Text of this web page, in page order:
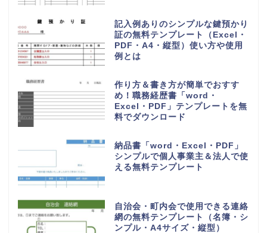
記入例ありのシンプルな鍵預かり
証の無料テンプレート（Excel・
PDF・A4・縦型）使い方や使用
例とは
作り方＆書き方が簡単でおすす
め！職務経歴書「word・
Excel・PDF」テンプレートを無
料でダウンロード
納品書「word・Excel・PDF」
シンプルで個人事業主＆法人で使
える無料テンプレート
自治会・町内会で使用できる連絡
網の無料テンプレート（名簿・シ
ンプル・A4サイズ・縦型）